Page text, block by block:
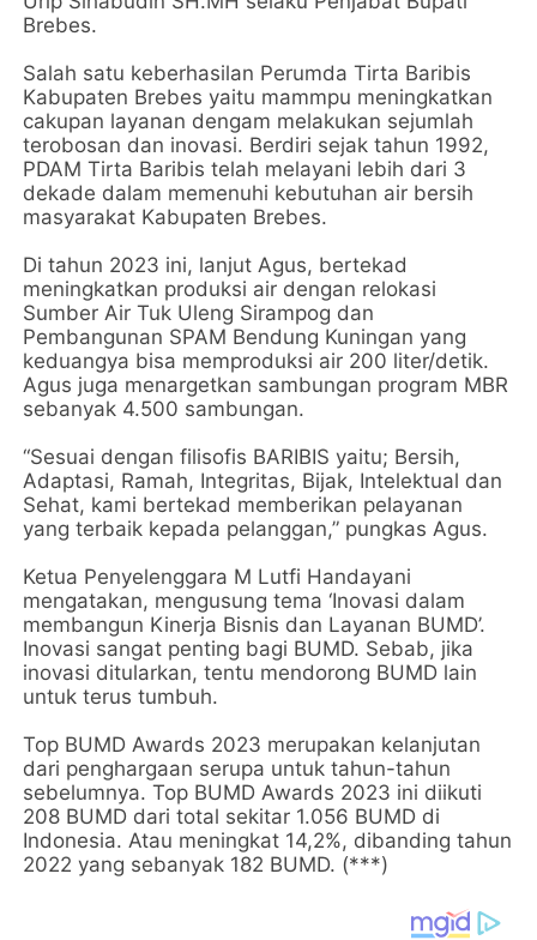
Brebes.
Salah satu keberhasilan Perumda Tirta Baribis
Kabupaten Brebes yaitu mammpu meningkatkan
cakupan layanan dengam melakukan sejumlah
terobosan dan inovasi. Berdiri sejak tahun 1992,
PDAM Tirta Baribis telah melayani lebih dari 3
dekade dalam memenuhi kebutuhan air bersih
masyarakat Kabupaten Brebes.
Di tahun 2023 ini, lanjut Agus, bertekad
meningkatkan produksi air dengan relokasi
Sumber Air Tuk Uleng Sirampog dan
Pembangunan SPAM Bendung Kuningan yang
keduangya bisa memproduksi air 200 liter/detik.
Agus juga menargetkan sambungan program MBR
sebanyak 4.500 sambungan.
“Sesuai dengan filisofis BARIBIS yaitu; Bersih,
Adaptasi, Ramah, Integritas, Bijak, Intelektual dan
Sehat, kami bertekad memberikan pelayanan
yang terbaik kepada pelanggan,” pungkas Agus.
Ketua Penyelenggara M Lutfi Handayani
mengatakan, mengusung tema ‘Inovasi dalam
membangun Kinerja Bisnis dan Layanan BUMD’.
Inovasi sangat penting bagi BUMD. Sebab, jika
inovasi ditularkan, tentu mendorong BUMD lain
untuk terus tumbuh.
Top BUMD Awards 2023 merupakan kelanjutan
dari penghargaan serupa untuk tahun-tahun
sebelumnya. Top BUMD Awards 2023 ini diikuti
208 BUMD dari total sekitar 1.056 BUMD di
Indonesia. Atau meningkat 14,2%, dibanding tahun
2022 yang sebanyak 182 BUMD. (***)